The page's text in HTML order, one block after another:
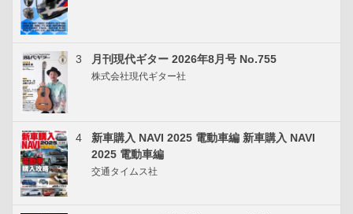
3 月刊現代ギター 2026年8月号 No.755
株式会社現代ギター社
4
新車購入 NAVI 2025 電動車編 新車購入 NAVI
2025 電動車編
交通タイムス社